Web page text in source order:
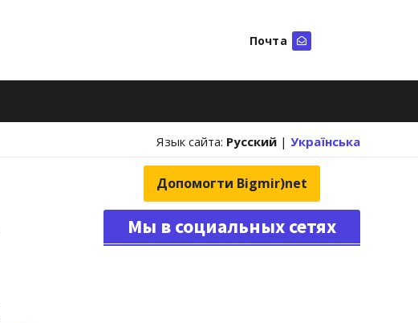
Почта
Язык сайта: Русский | Українська
Допомогти Bigmir)net
Мы в социальных сетях